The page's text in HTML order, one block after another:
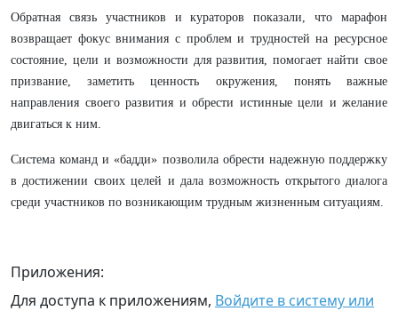
Обратная связь участников и кураторов показали, что марафон
возвращает фокус внимания с проблем и трудностей на ресурсное
состояние, цели и возможности для развития, помогает найти свое
призвание, заметить ценность окружения, понять важные
направления своего развития и обрести истинные цели и желание
двигаться к ним.
Система команд и «бадди» позволила обрести надежную поддержку
в достижении своих целей и дала возможность открытого диалога
среди участников по возникающим трудным жизненным ситуациям.
Приложения:
Для доступа к приложениям, Войдите в систему или